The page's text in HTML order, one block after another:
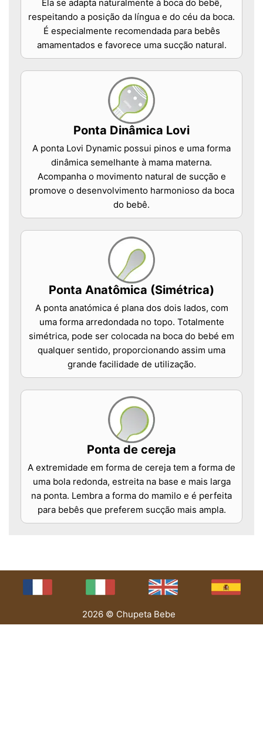
Ela se adapta naturalmente à boca do bebê,
respeitando a posição da língua e do céu da boca.
É especialmente recomendada para bebês
amamentados e favorece uma sucção natural.
Ponta Dinâmica Lovi
A ponta Lovi Dynamic possui pinos e uma forma
dinâmica semelhante à mama materna.
Acompanha o movimento natural de sucção e
promove o desenvolvimento harmonioso da boca
do bebê.
Ponta Anatômica (Simétrica)
A ponta anatómica é plana dos dois lados, com
uma forma arredondada no topo. Totalmente
simétrica, pode ser colocada na boca do bebé em
qualquer sentido, proporcionando assim uma
grande facilidade de utilização.
Ponta de cereja
A extremidade em forma de cereja tem a forma de
uma bola redonda, estreita na base e mais larga
na ponta. Lembra a forma do mamilo e é perfeita
para bebês que preferem sucção mais ampla.
2026 © Chupeta Bebe